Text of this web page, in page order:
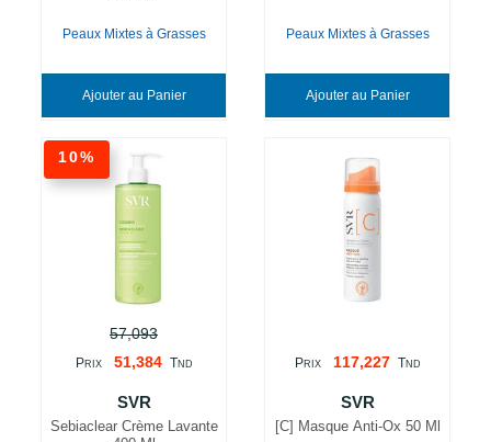
Peaux Mixtes à Grasses
Ajouter au Panier
Peaux Mixtes à Grasses
Ajouter au Panier
10%
57,093
PRIX 51,384 TND
SVR
Sebiaclear Crème Lavante
PRIX 117,227 TND
SVR
[C] Masque Anti-Ox 50 Ml